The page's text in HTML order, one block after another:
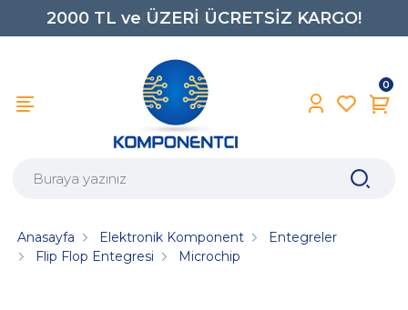
2000 TL ve ÜZERİ ÜCRETSİZ KARGO!
0850 242 0734
0
Anasayfa Elektronik Komponent
Entegreler
Flip Flop Entegresi
Microchip